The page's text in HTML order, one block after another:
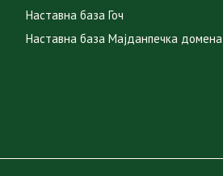
Наставна база Гоч
Наставна база Мајданпечка домена